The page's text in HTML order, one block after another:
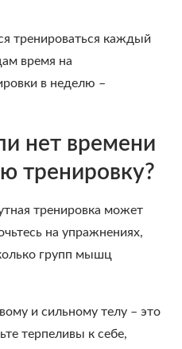
тренироваться каждый
время на
в неделю –
нет времени
тренировку?
тренировка может
на упражнениях,
групп мышц
и сильному телу – это
терпеливы к себе,